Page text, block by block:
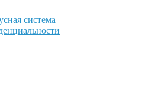
система